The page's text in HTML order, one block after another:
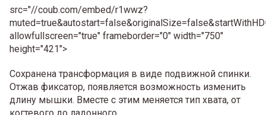
src="//coub.com/embed/r1wwz?
allowfullscreen="true" frameborder="0" width="750"
height="421">
Сохранена трансформация в виде подвижной спинки.
Отжав фиксатор, появляется возможность изменить
длину мышки. Вместе с этим меняется тип хвата, от
когтевого до ладонного.